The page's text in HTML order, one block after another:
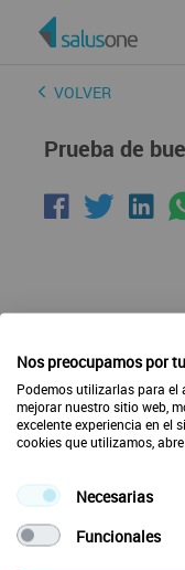
VOLVER
Prueba de
Nos preocupamos por
Podemos utilizarlas para el
mejorar nuestro sitio web,
excelente experiencia en el
cookies que utilizamos,
Necesarias
Funcionales